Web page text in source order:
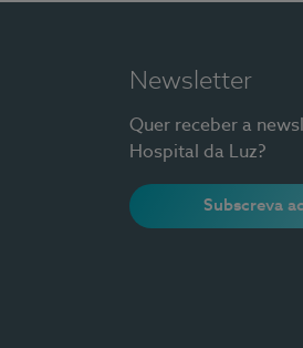
Newsletter
Quer receber a
Hospital da Luz?
Subscreva